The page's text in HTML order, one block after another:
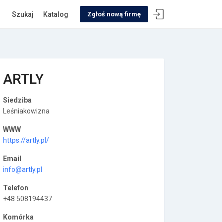
ARTLY
Siedziba
Leśniakowizna
WWW
https://artly.pl/
Email
info@artly.pl
Telefon
+48 508194437
Komórka
Zgłoś nową firmę
Szukaj Katalog